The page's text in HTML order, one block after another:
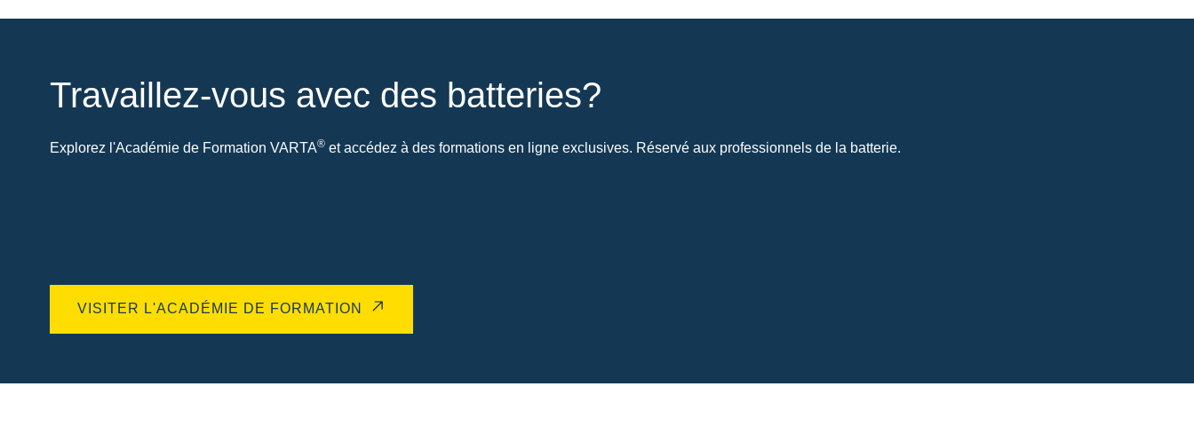
Travaillez-vous avec des batteries?
Explorez l'Académie de Formation VARTA® et accédez à des formations en ligne exclusives. Réservé aux professionnels de la batterie.
VISITER L'ACADÉMIE DE FORMATION